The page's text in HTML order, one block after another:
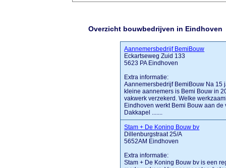
Overzicht bouwbedrijven in Eindhoven
Aannemersbedrijf BemiBouw
Eckartseweg Zuid 133
5623 PA Eindhoven
Extra informatie:
Aannemersbedrijf BemiBouw Na
kleine aannemers is Bemi Bouw in
vakwerk verzekerd. Welke
Eindhoven werkt Bemi Bouw aan
Dakkapel .......
Stam + De Koning Bouw bv
Dillenburgstraat 25/A
5652AM Eindhoven
Extra informatie:
Stam + De Koning Bouw bv is een